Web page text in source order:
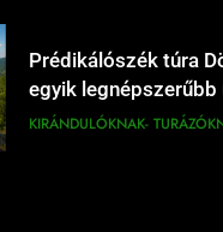
KIRÁNDULÓKNAK-
Rám-szakadék
mit érdemes tudni
KIRÁNDULÓKNAK-